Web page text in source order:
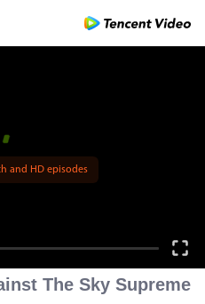
and HD episodes
The Sky Supreme